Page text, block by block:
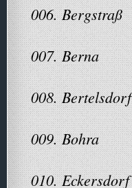
006. Bergstraß
007. Berna
008. Bertelsdorf
009. Bohra
010. Eckersdorf